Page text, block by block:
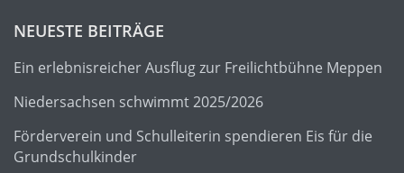
NEUESTE BEITRÄGE
Ein erlebnisreicher Ausflug zur Freilichtbühne Meppen
Niedersachsen schwimmt 2025/2026
Förderverein und Schulleiterin spendieren Eis für die
Grundschulkinder